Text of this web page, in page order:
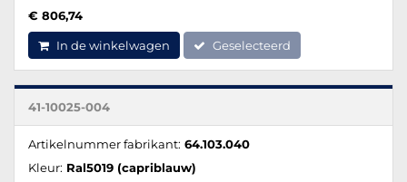
€ 806,74
In de winkelwagen Geselecteerd
41-10025-004
Artikelnummer fabrikant: 64.103.040
Kleur: Ral5019 (capriblauw)